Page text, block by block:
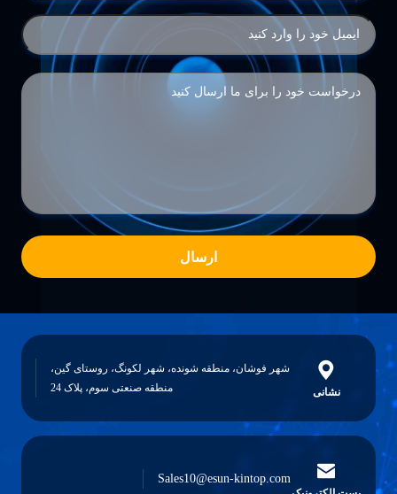
ارسال
نشانی
شهر فوشان، منطقه شونده، شهر لکونگ، روستای گین،
منطقه صنعتی سوم، پلاک 24
Sales10@esun-kintop.com